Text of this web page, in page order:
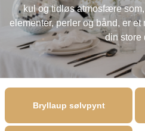
kul og tidløs atmosfære
elementer, perler og bånd, er
din store
Bryllaup sølvpynt